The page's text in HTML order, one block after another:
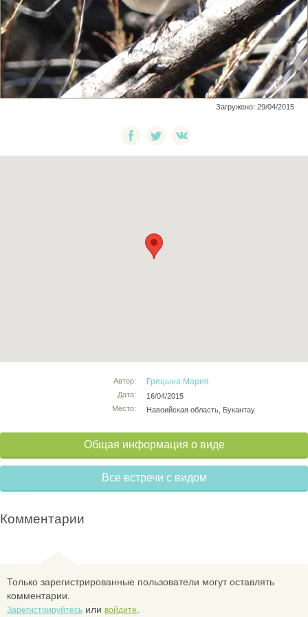
Загружено: 29/04/2015
Автор:
Дата:
Место:
Грицына Мария
16/04/2015
Навоийская область, Букантау
Общая информация о виде
Все встречи с видом
Комментарии
Только зарегистрированные пользователи могут оставлять
комментарии.
Зарегистрируйтесь или войдите